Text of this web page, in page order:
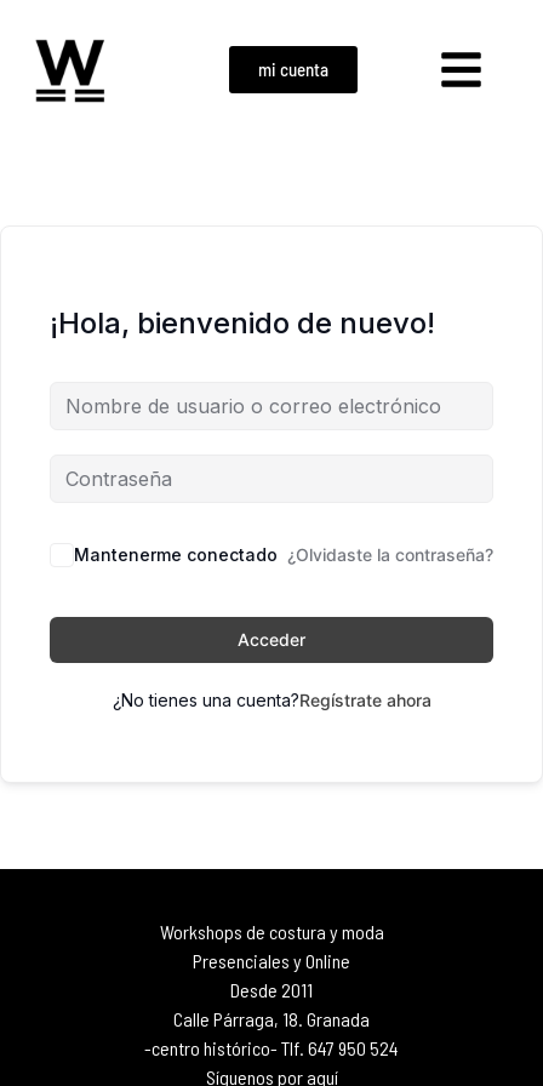
mi cuenta
¡Hola, bienvenido de nuevo!
Mantenerme conectado ¿Olvidaste la contraseña?
Acceder
¿No tienes una cuenta?Regístrate ahora
Workshops de costura y moda
Presenciales y Online
Desde 2011
Calle Párraga, 18. Granada
-centro histórico- Tlf. 647 950 524
Síguenos por aquí